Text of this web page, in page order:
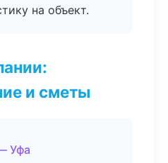
на объект.
и сметы
Уфа